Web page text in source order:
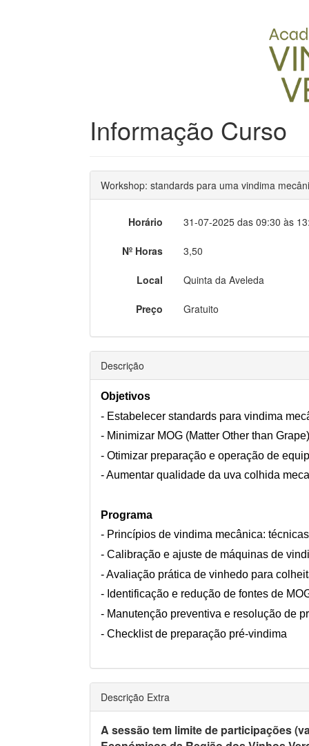
Informação Curso
Workshop: standards para uma vindima
Horário 31-07-2025 das 09:30 às
Nº Horas 3,50
Local Quinta da Aveleda
Preço Gratuito
Descrição
Objetivos
- Estabelecer standards para vindima
- Minimizar MOG (Matter Other than
- Otimizar preparação e operação de
- Aumentar qualidade da uva colhida
Programa
- Princípios de vindima mecânica:
- Calibração e ajuste de máquinas de
- Avaliação prática de vinhedo para
- Identificação e redução de fontes de
- Manutenção preventiva e resolução de
- Checklist de preparação pré-vindima
Descrição Extra
A sessão tem limite de participações